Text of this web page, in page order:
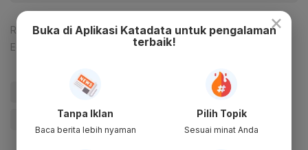
Reporter: Lenny Septiani
Editor:
#Tanda-tanda Kiamat Kubra #Teknologi
#Artificial Intelligence #Inspire Me
×
Buka di Aplikasi Katadata untuk pengalaman
terbaik!
Tanpa Iklan
Baca berita lebih nyaman
Pilih Topik
Sesuai minat Anda